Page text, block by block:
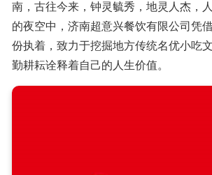
南，古往今来，钟灵毓秀，地灵人杰，
的夜空中，济南超意兴餐饮有限公司凭
份执着，致力于挖掘地方传统名优小吃
勤耕耘诠释着自己的人生价值。